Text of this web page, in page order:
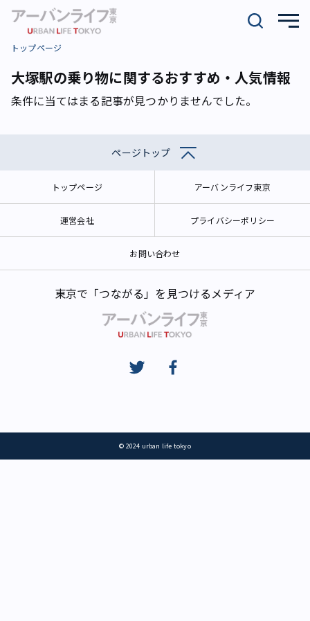
トップページ
大塚駅の乗り物に関するおすすめ・人気情報
条件に当てはまる記事が見つかりませんでした。
ページトップ
トップページ アーバンライフ東京
運営会社 プライバシーポリシー
お問い合わせ
東京で「つながる」を見つけるメディア
© 2024 urban life tokyo